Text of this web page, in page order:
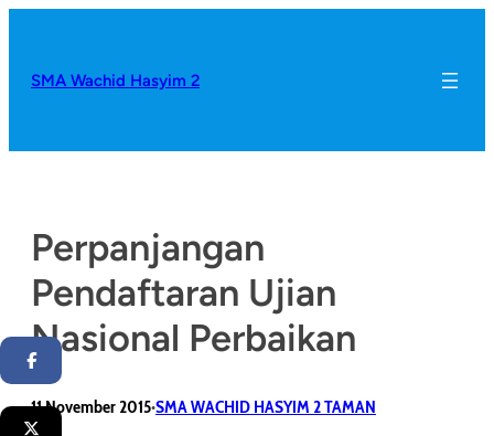
SMA Wachid Hasyim 2
Perpanjangan
Pendaftaran Ujian
Nasional Perbaikan
11 November 2015•SMA WACHID HASYIM 2 TAMAN